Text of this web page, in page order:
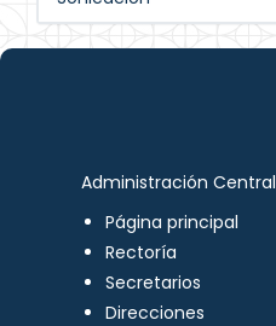
Administración Central
Página principal
Rectoría
Secretarios
Direcciones